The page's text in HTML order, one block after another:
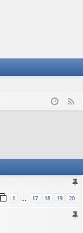
1 … 17 18 19 20